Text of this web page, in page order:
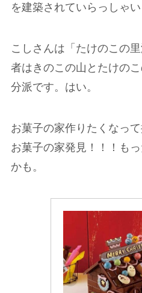
を建築されていらっしゃい
こしさんは「たけのこの
者はきのこの山とたけの
分派です。はい。
お菓子の家作りたくなっ
お菓子の家発見！！！も
かも。